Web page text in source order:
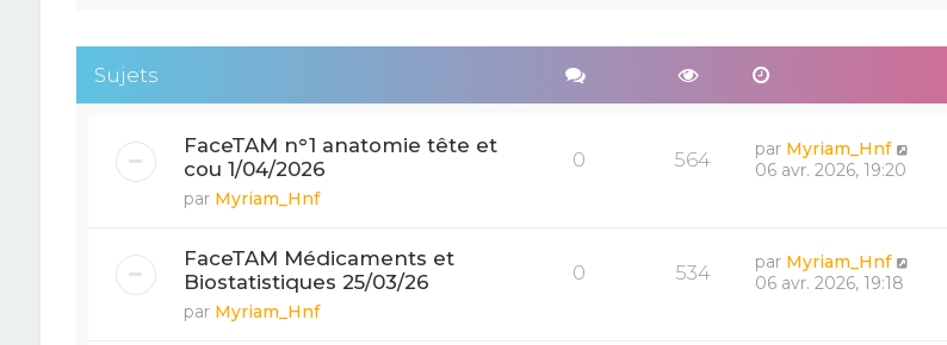
Sujets
FaceTAM n°1 anatomie tête et
cou 1/04/2026
par Myriam_Hnf
0 564 par Myriam_Hnf
06 avr. 2026, 19:20
FaceTAM Médicaments et
Biostatistiques 25/03/26
par Myriam_Hnf
0 534 par Myriam_Hnf
06 avr. 2026, 19:18